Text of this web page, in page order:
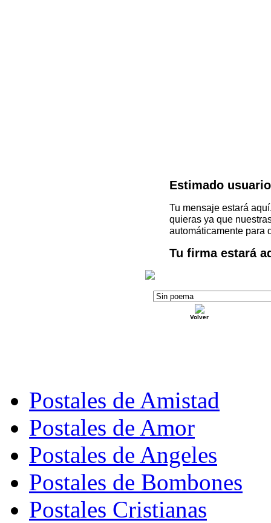
Estimado
Tu mensaje estará
quieras ya que
automáticamente para
Tu firma estará
Volver
Postales de Amistad
Postales de Amor
Postales de Angeles
Postales de Bombones
Postales Cristianas